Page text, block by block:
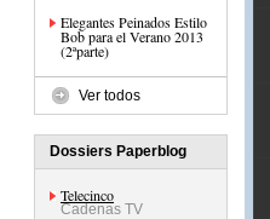
Elegantes Peinados Estilo
Bob para el Verano 2013
(2ªparte)
Ver todos
Dossiers Paperblog
Telecinco
Cadenas TV